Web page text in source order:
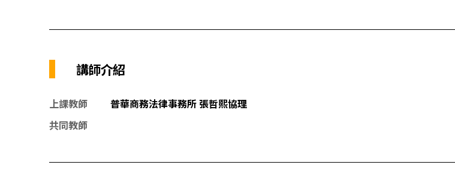
講師介紹
上課教師
普華商務法律事務所 張哲熙協理
共同教師